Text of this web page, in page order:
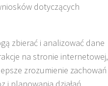
dotyczących
zbierać i analizować dane
na stronie internetowej,
zrozumienie zachowań
i planowania działań